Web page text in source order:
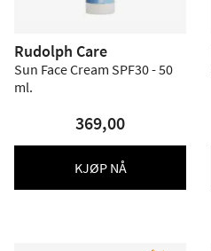
Rudolph Care
Sun Face Cream SPF30 - 50
ml.
369,00
KJØP NÅ